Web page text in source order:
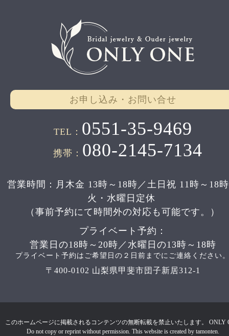
お申し込み・お問い合せ
TEL： 0551-35-9469
携帯： 080-2145-7134
営業時間：月木金 13時～18時／土日祝 11時～18
火・水曜日定休
（事前予約にて時間外の対応も可能です。）
プライベート予約：
営業日の18時～20時／水曜日の13時～18時
プライベート予約はご希望日の２日前までにご連絡ください
〒400-0102 山梨県甲斐市団子新居312-1
このホームページに掲載されるコンテンツの無断転載を禁止いたします。 ONLY
Do not copy or reprint without permission. This website is created by tamonten.